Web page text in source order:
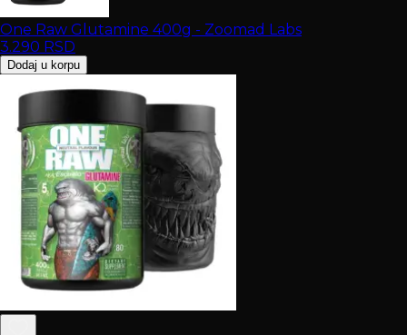
One Raw Glutamine 400g - Zoomad Labs
3.290 RSD
Dodaj u korpu